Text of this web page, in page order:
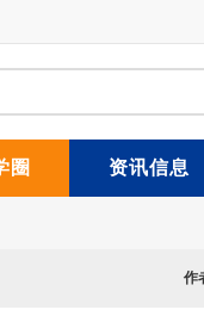
圈 资讯信息
作